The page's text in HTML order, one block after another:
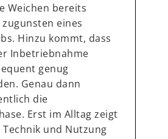
Weichen bereits
eines
Hinzu kommt, dass
Inbetriebnahme
genug
Genau dann
die
Erst im Alltag zeigt
und Nutzung